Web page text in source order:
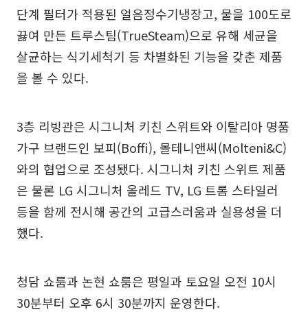
단계 필터가 적용된 얼음정수기냉장고, 물을 100도로
끓여 만든 트루스팀(TrueSteam)으로 유해 세균을
살균하는 식기세척기 등 차별화된 기능을 갖춘 제품
을 볼 수 있다.
3층 리빙관은 시그니처 키친 스위트와 이탈리아 명품
가구 브랜드인 보피(Boffi), 몰테니앤씨(Molteni&C)
와의 협업으로 조성됐다. 시그니처 키친 스위트 제품
은 물론 LG 시그니처 올레드 TV, LG 트롬 스타일러
등을 함께 전시해 공간의 고급스러움과 실용성을 더
했다.
청담 쇼룸과 논현 쇼룸은 평일과 토요일 오전 10시
30분부터 오후 6시 30분까지 운영한다.